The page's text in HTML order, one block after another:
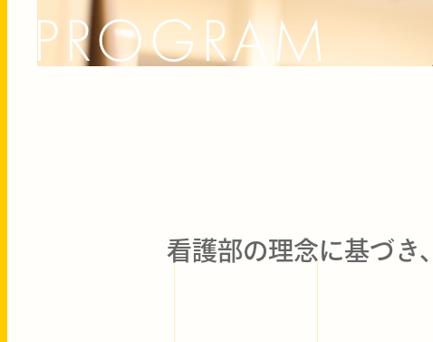
PROGRAM
看護部の理念に基づき、